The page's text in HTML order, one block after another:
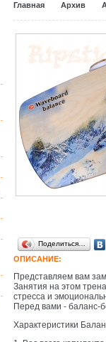
Главная Архив
Поделиться…
ОПИСАНИЕ:
Представляем вам
Занятия на этом
стресса и
Перед вами - баланс-
Характеристики